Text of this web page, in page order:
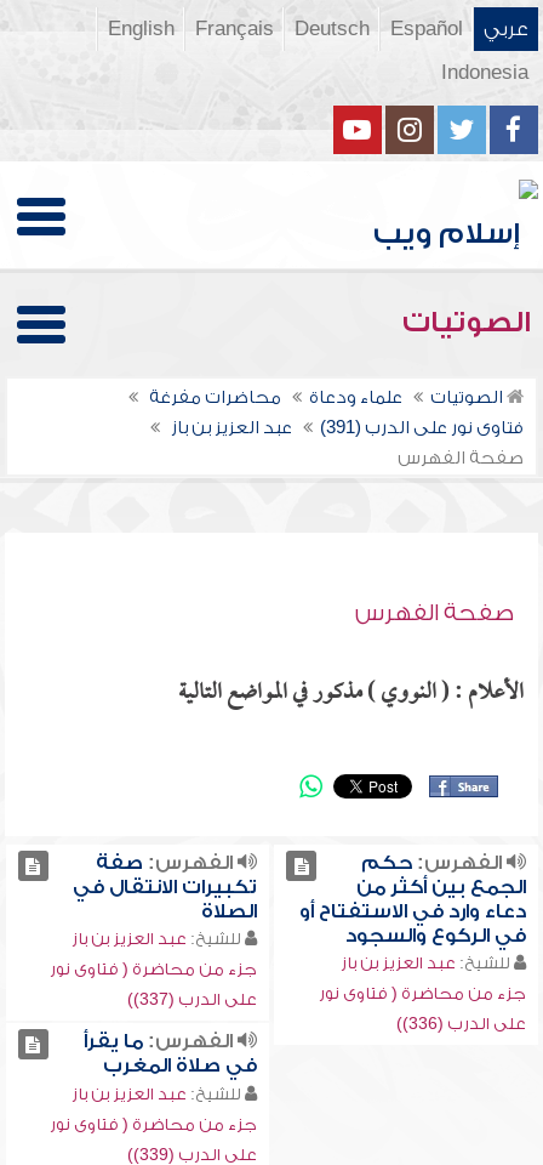
عربي Español
Deutsch
Français
English
Indonesia
الصوتيات
الصوتيات علماء ودعاة
محاضرات مفرغة
فتاوى نور على الدرب (391)
عبد العزيز بن باز
صفحة الفهرس
صفحة الفهرس
الأعلام : ( النووي ) مذكور في المواضع التالية
الفهرس:حكم
الجمع بين أكثر من
دعاء وارد في الاستفتاح أو
في الركوع والسجود
للشيخ: عبد العزيز بن باز
جزء من محاضرة ( فتاوى نور
على الدرب (336))
الفهرس: صفة
تكبيرات الانتقال في
الصلاة
للشيخ: عبد العزيز بن باز
جزء من محاضرة ( فتاوى نور
على الدرب (337))
الفهرس:ما يقرأ
في صلاة المغرب
للشيخ: عبد العزيز بن باز
جزء من محاضرة ( فتاوى نور
على الدرب (339))